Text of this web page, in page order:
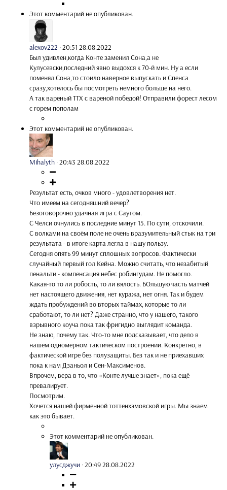
Этот комментарий не опубликован.
alexov222 ·20:51 28.08.2022
Был удивлен,когда Конте заменил Сона,а не
Кулусевски,последний явно выдохся к 70-й мин. Ну а если
поменял Сона,то стоило наверное выпускать и Спенса
сразу,хотелось бы посмотреть немного больше на него.
А так вареный ТТХ с вареной победой! Отправили форест лесом
с горем пополам
Этот комментарий не опубликован.
Mihalyth ·20:43 28.08.2022
Результат есть, очков много - удовлетворения нет.
Что имеем на сегодняшний вечер?
Безоговорочно удачная игра с Саутом.
С Челси очнулись в последние минут 15. По сути, отскочили.
С волками на своём поле не очень вразумительный стык на три
результата - в итоге карта легла в нашу пользу.
Сегодня опять 99 минут сплошных вопросов. Фактически
случайный первый гол Кейна. Можно считать, что незабитый
пенальти - компенсация небес робингудам. Не помогло.
Какая-то то ли робость, то ли вялость. БОльшую часть матчей
нет настоящего движения, нет куража, нет огня. Так и будем
ждать пробуждений во вторых таймах, которые то ли
сработают, то ли нет? Даже странно, что у нашего, такого
взрывного коуча пока так фригидно выглядит команда.
Не знаю, почему так. Что-то мне подсказывает, что дело в
нашем одномерном тактическом построении. Конкретно, в
фактической игре без полузащиты. Без так и не приехавших
пока к нам Дзаньол и Сен-Максименов.
Впрочем, вера в то, что «Конте лучше знает», пока ещё
превалирует.
Посмотрим.
Хочется нашей фирменной тоттенхэмовской игры. Мы знаем
как это бывает.
Этот комментарий не опубликован.
улусджучи ·20:49 28.08.2022